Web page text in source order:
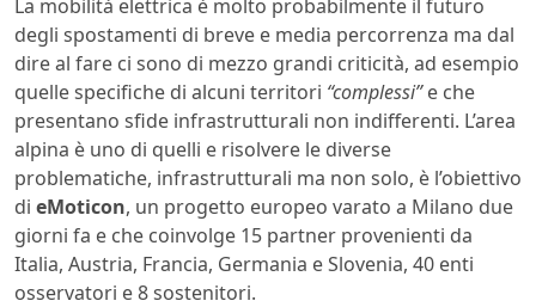
La mobilità elettrica è molto probabilmente il futuro
degli spostamenti di breve e media percorrenza ma dal
dire al fare ci sono di mezzo grandi criticità, ad esempio
quelle specifiche di alcuni territori “complessi”e che
presentano sfide infrastrutturali non indifferenti. L’area
alpina è uno di quelli e risolvere le diverse
problematiche, infrastrutturali ma non solo, è l’obiettivo
di eMoticon, un progetto europeo varato a Milano due
giorni fa e che coinvolge 15 partner provenienti da
Italia, Austria, Francia, Germania e Slovenia, 40 enti
osservatori e 8 sostenitori.